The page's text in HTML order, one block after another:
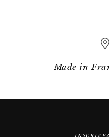
Made in